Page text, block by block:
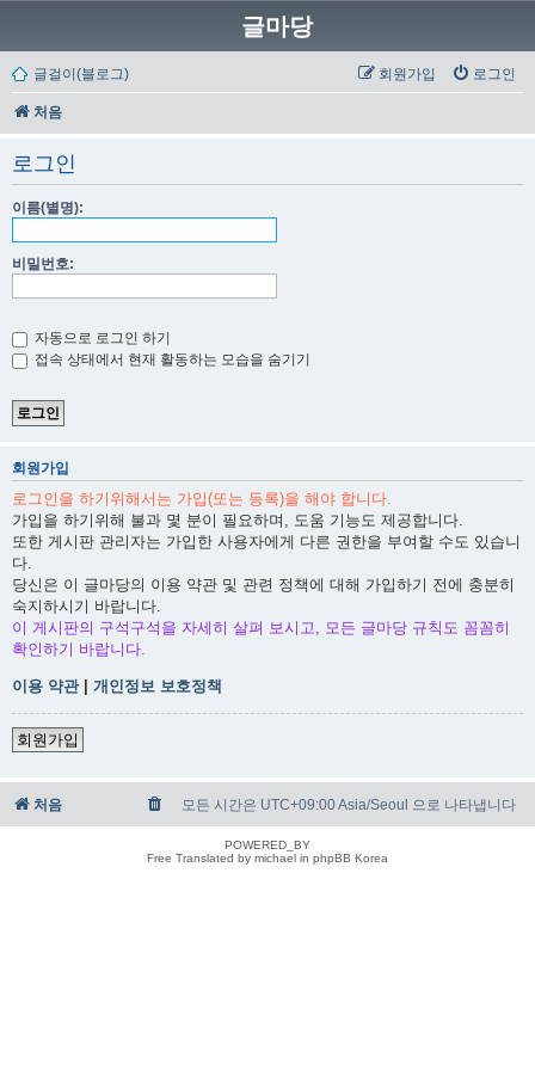
글마당
글걸이(블로그) 로그인
회원가입
처음
로그인
이름(별명):
비밀번호:
자동으로 로그인 하기
접속 상태에서 현재 활동하는 모습을 숨기기
회원가입
로그인을 하기위해서는 가입(또는 등록)을 해야 합니다.
가입을 하기위해 불과 몇 분이 필요하며, 도움 기능도 제공합니다.
또한 게시판 관리자는 가입한 사용자에게 다른 권한을 부여할 수도 있습니
다.
당신은 이 글마당의 이용 약관 및 관련 정책에 대해 가입하기 전에 충분히
숙지하시기 바랍니다.
이 게시판의 구석구석을 자세히 살펴 보시고, 모든 글마당 규칙도 꼼꼼히
확인하기 바랍니다.
이용 약관| 개인정보 보호정책
회원가입
처음 모든 시간은 UTC+09:00 Asia/Seoul 으로 나타냅니다
POWERED_BY
Free Translated by michael in phpBB Korea